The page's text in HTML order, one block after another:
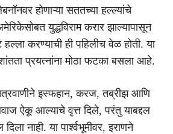
होणाऱ्या सततच्या हल्ल्यांचे
युद्धविराम करार झाल्यापासून
करण्याची ही पहिलीच वेळ होती. या
प्रयत्नांना मोठा फटका बसला आहे.
इस्फहान, करज, तब्रीझ आणि
ऐकू आल्याचे वृत्त दिले, परंतु याबद्दल
नाही. या पार्श्वभूमीवर, इराणने